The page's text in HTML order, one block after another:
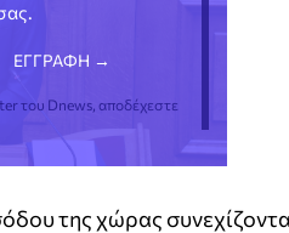
του Dnews, αποδέχεστε
της χώρας